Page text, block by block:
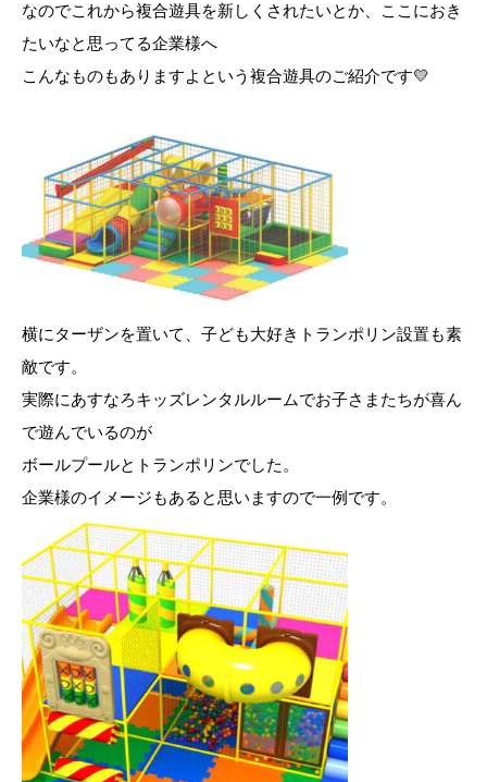
なのでこれから複合遊具を新しくされたいとか、ここにおき
たいなと思ってる企業様へ
こんなものもありますよという複合遊具のご紹介です💛
横にターザンを置いて、子ども大好きトランポリン設置も素
敵です。
実際にあすなろキッズレンタルルームでお子さまたちが喜ん
で遊んでいるのが
ボールプールとトランポリンでした。
企業様のイメージもあると思いますので一例です。